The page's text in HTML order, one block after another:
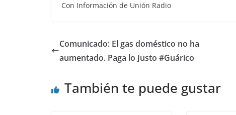
Con Información de Unión Radio
Comunicado: El gas doméstico no ha
aumentado. Paga lo Justo #Guárico
También te puede gustar